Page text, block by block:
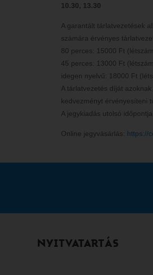
10.30, 13.30
A garantált tárlatvezetések
számára érvényes
80 perces: 15000 Ft
45 perces: 13000 Ft
idegen nyelvű: 18000 Ft
A tárlatvezetés díját
kedvezményt érvényesíteni
A jegykiadás utolsó
Online jegyvásárlás: https://
NYITVATARTÁS